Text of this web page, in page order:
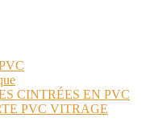
CINTRÉES EN PVC
PVC VITRAGE